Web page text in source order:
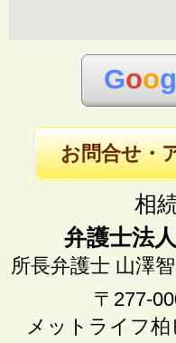
Goog
お問合せ・
相
弁護士法
所長弁護士 山澤智
〒277-
メットライフ